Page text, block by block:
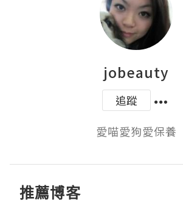
jobeauty
追蹤
愛喵愛狗愛保養
推薦博客